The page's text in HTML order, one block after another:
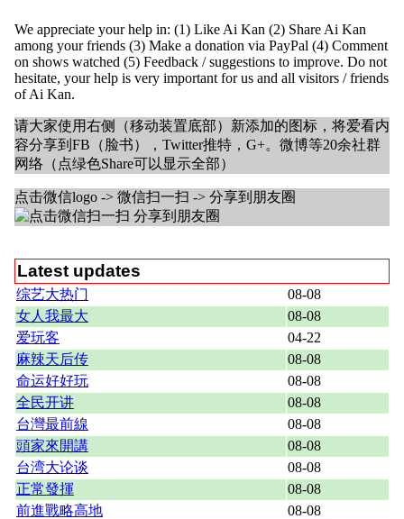
We appreciate your help in: (1) Like Ai Kan (2) Share Ai Kan
among your friends (3) Make a donation via PayPal (4) Comment
on shows watched (5) Feedback / suggestions to improve. Do not
hesitate, your help is very important for us and all visitors / friends
of Ai Kan.
请大家使用右侧（移动装置底部）新添加的图标，将爱看内
容分享到FB（脸书），Twitter推特，G+。微博等20余社群
网络（点绿色Share可以显示全部）
点击微信logo -> 微信扫一扫 -> 分享到朋友圈
Latest updates
综艺大热门
08-08
女人我最大
08-08
爱玩客
04-22
麻辣天后传
08-08
命运好好玩
08-08
全民开讲
08-08
台灣最前線
08-08
頭家來開講
08-08
台湾大论谈
08-08
正常發揮
08-08
前進戰略高地
08-08